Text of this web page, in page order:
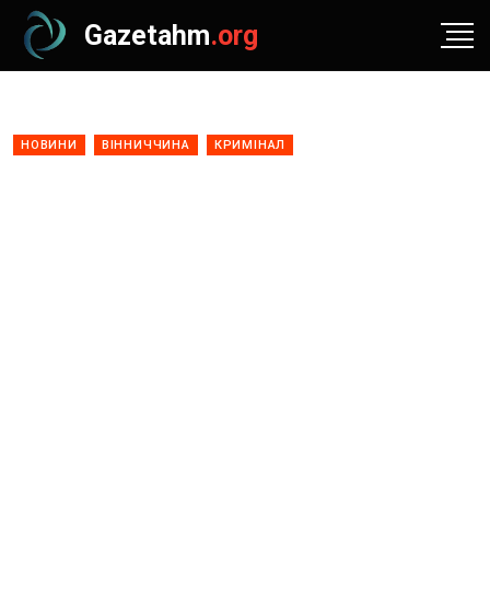
Gazetahm.org
НОВИНИ ВІННИЧЧИНА КРИМІНАЛ